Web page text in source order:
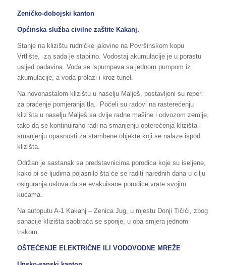
Zeničko-dobojski kanton
Općinska služba civilne zaštite Kakanj.
Stanje na klizištu rudničke jalovine na Površinskom kopu
Vrtlište, za sada je stabilno. Vodostaj akumulacije je u porastu
usljed padavina. Voda se ispumpava sa jednom pumpom iz
akumulacije, a voda prolazi i kroz tunel.
Na novonastalom klizištu u naselju Malješ, postavljeni su reperi
za praćenje pomjeranja tla. Počeli su radovi na rasterećenju
klizišta u naselju Malješ sa dvije radne mašine i odvozom zemlje,
tako da se kontinuirano radi na smanjenju opterećenja klizišta i
smanjenju opasnosti za stambene objekte koji se nalaze ispod
klizišta.
Održan je sastanak sa predstavnicima porodica koje su iseljene,
kako bi se ljudima pojasnilo šta će se raditi narednih dana u cilju
osiguranja uslova da se evakuisane porodice vrate svojim
kućama.
Na autoputu A-1 Kakanj – Zenica Jug, u mjestu Donji Tičići, zbog
sanacije klizišta saobraća se sporije, u oba smjera jednom
trakom.
OŠTEĆENJE ELEKTRIČNE ILI VODOVODNE MREŽE